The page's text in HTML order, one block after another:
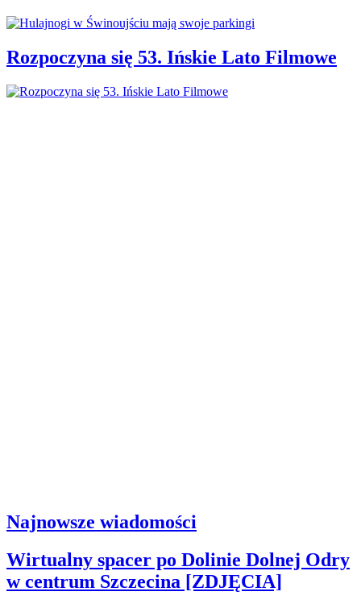
Rozpoczyna się 53. Ińskie Lato Filmowe
Najnowsze wiadomości
Wirtualny spacer po Dolinie Dolnej Odry
w centrum Szczecina [ZDJĘCIA]